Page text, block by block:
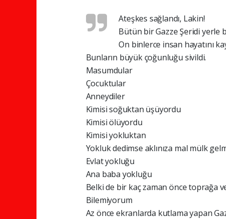
Ateşkes sağlandı, Lakin!
Bütün bir Gazze Şeridi yerle
On binlerce insan hayatını
Bunların büyük çoğunluğu sivildi.
Masumdular
Çocuktular
Anneydiler
Kimisi soğuktan üşüyordu
Kimisi ölüyordu
Kimisi yokluktan
Yokluk dedimse aklınıza mal mülk
Evlat yokluğu
Ana baba yokluğu
Belki de bir kaç zaman önce toprağa
Bilemiyorum
Az önce ekranlarda kutlama yapan